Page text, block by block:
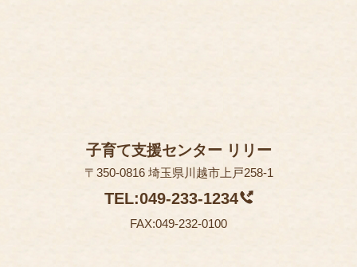
子育て支援センター リリー
〒350-0816 埼玉県川越市上戸258-1
TEL:049-233-1234
FAX:049-232-0100